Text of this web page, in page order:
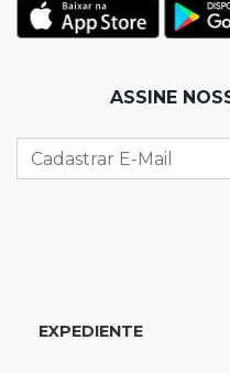
Corinthians vence
para 7º no Brasileirão
Na Vila Belmiro
lugar no Brasileirão
18:33Em 2022
ASSINE
EXPEDIENTE